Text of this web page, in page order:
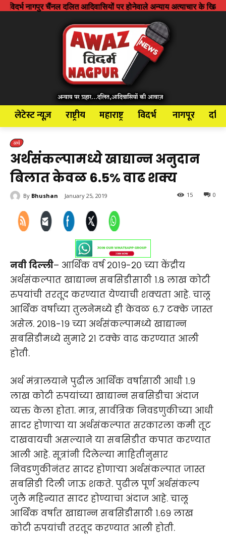
दलित आदिवासियों पर होनेवाले अन्याय अत्याचार के खिलाफ आवाज
लेटेस्ट न्यूज़ राष्ट्रीय महाराष्ट्र विदर्भ नागपूर
अर्थ
अर्थसंकल्पामध्ये खाद्यान्न अनुदान
बिलात केवळ 6.5% वाढ शक्य
By Bhushan January 25, 2019 0
15
नवी दिल्ली– आर्थिक वर्ष २०१९-२० च्या केंद्रीय
अर्थसंकल्पात खाद्यान्न सबसिडीसाठी १.८ लाख कोटी
रुपयांची तरतूद करण्यात येण्याची शक्यता आहे. चालू
आर्थिक वर्षाच्या तुलनेमध्ये ही केवळ ६.७ टक्के जास्त
असेल. २०१८-१९ च्या अर्थसंकल्पामध्ये खाद्यान्न
सबसिडीमध्ये सुमारे २१ टक्के वाढ करण्यात आली
होती.
अर्थ मंत्रालयाने पुढील आर्थिक वर्षासाठी आधी १.९
लाख कोटी रुपयांच्या खाद्यान्न सबसिडीचा अंदाज
व्यक्त केला होता. मात्र, सार्वत्रिक निवडणुकीच्या आधी
सादर होणाऱ्या या अर्थसंकल्पात सरकारला कमी तूट
दाखवायची असल्याने या सबसिडीत कपात करण्यात
आली आहे. सूत्रांनी दिलेल्या माहितीनुसार
निवडणुकीनंतर सादर होणाऱ्या अर्थसंकल्पात जास्त
सबसिडी दिली जाऊ शकते. पुढील पूर्ण अर्थसंकल्प
जुलै महिन्यात सादर होण्याचा अंदाज आहे. चालू
आर्थिक वर्षात खाद्यान्न सबसिडीसाठी १.६९ लाख
कोटी रुपयांची तरतूद करण्यात आली होती.